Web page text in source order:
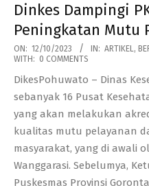
Dinkes Dampingi
Peningkatan Mutu
2023-
10-
12
ON: 12/10/2023 IN: ARTIKEL,
WITH: 0 COMMENTS
DikesPohuwato – Dinas
sebanyak 16 Pusat
yang akan melakukan
kualitas mutu pelayanan
masyarakat, yang di awali
Wanggarasi. Sebelumya,
Puskesmas Provinsi